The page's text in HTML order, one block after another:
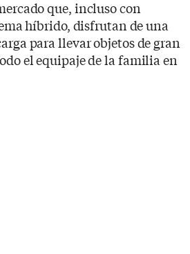
que, incluso con
híbrido, disfrutan de una
para llevar objetos de gran
el equipaje de la familia en